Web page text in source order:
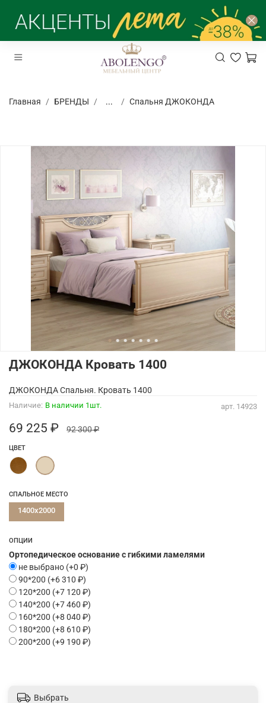
Главная БРЕНДЫ ... Спальня ДЖОКОНДА
арт. 14923
Наличие: В наличии 1шт.
ДЖОКОНДА Кровать 1400
69 225 ₽ 92 300 ₽
ЦВЕТ
СПАЛЬНОЕ МЕСТО
1400x2000
ОПЦИИ
Ортопедическое основание с гибкими ламелями
не выбрано (+0 ₽)
90*200 (+6 310 ₽)
120*200 (+7 120 ₽)
140*200 (+7 460 ₽)
160*200 (+8 040 ₽)
180*200 (+8 610 ₽)
200*200 (+9 190 ₽)
ДЖОКОНДА Спальня. Кровать 1400
Выбрать